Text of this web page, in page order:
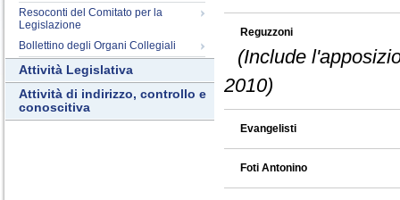
Resoconti del Comitato per la
Legislazione
Bollettino degli Organi Collegiali
Attività Legislativa
Attività di indirizzo, controllo e
conoscitiva
Reguzzoni
(Include
2010)
Evangelisti
Foti Antonino